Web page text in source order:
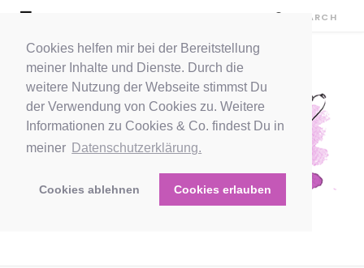
Cookies helfen mir bei der Bereitstellung
meiner Inhalte und Dienste. Durch die
weitere Nutzung der Webseite stimmst Du
der Verwendung von Cookies zu. Weitere
Informationen zu Cookies & Co. findest Du in
meiner Datenschutzerklärung.
Cookies ablehnen Cookies erlauben